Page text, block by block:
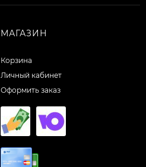
МАГАЗИН
Корзина
Личный кабинет
Оформить заказ